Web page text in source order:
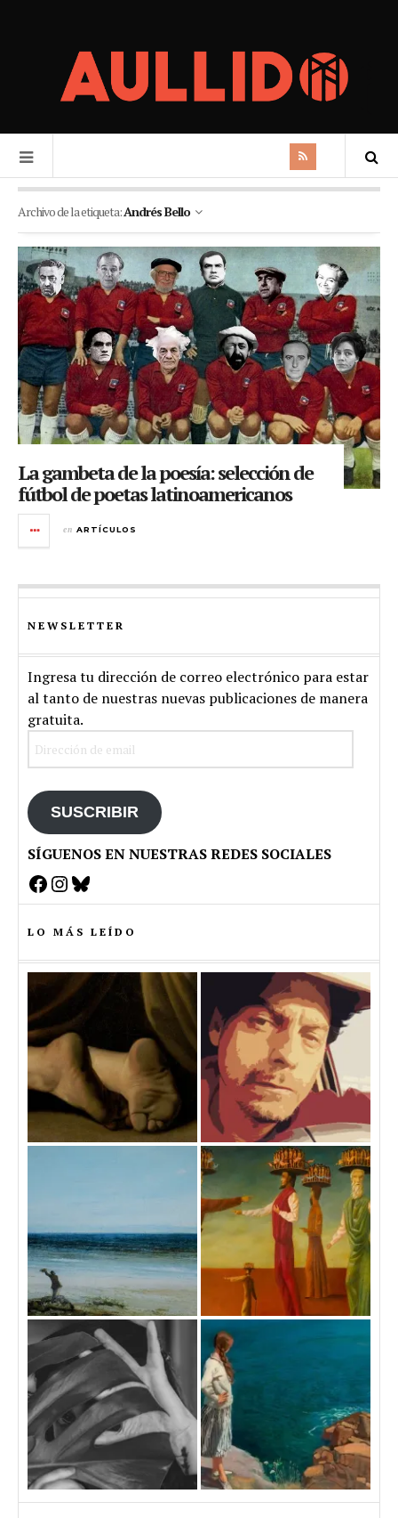
Archivo de la etiqueta:Andrés Bello
La gambeta de la poesía: selección de
fútbol de poetas latinoamericanos
en ARTÍCULOS
NEWSLETTER
Ingresa tu dirección de correo electrónico para estar
al tanto de nuestras nuevas publicaciones de manera
gratuita.
SUSCRIBIR
SÍGUENOS EN NUESTRAS REDES SOCIALES
Facebook
Instagram
Bluesky
LO MÁS LEÍDO